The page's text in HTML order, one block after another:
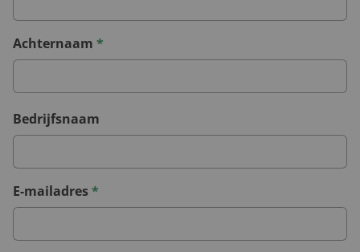
Achternaam *
Bedrijfsnaam
E-mailadres*